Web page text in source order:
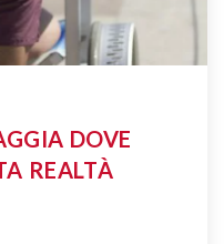
DOVE
REALTÀ